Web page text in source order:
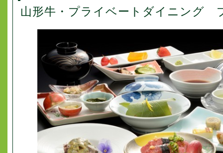
山形牛・プライベートダイニング